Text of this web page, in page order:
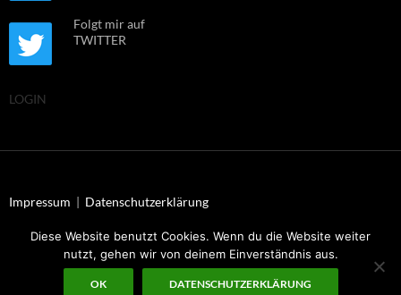
Folgt mir auf
TWITTER
LOGIN
Impressum | Datenschutzerklärung
Diese Website benutzt Cookies. Wenn du die Website weiter
nutzt, gehen wir von deinem Einverständnis aus.
OK DATENSCHUTZERKLÄRUNG